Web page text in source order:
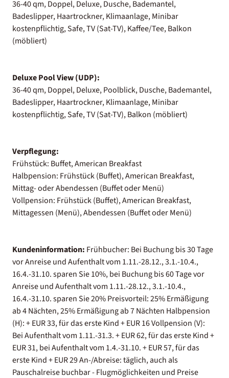
36-40 qm, Doppel, Deluxe, Dusche, Bademantel,
Badeslipper, Haartrockner, Klimaanlage, Minibar
kostenpflichtig, Safe, TV (Sat-TV), Kaffee/Tee, Balkon
(möbliert)
Deluxe Pool View (UDP):
36-40 qm, Doppel, Deluxe, Poolblick, Dusche, Bademantel,
Badeslipper, Haartrockner, Klimaanlage, Minibar
kostenpflichtig, Safe, TV (Sat-TV), Balkon (möbliert)
Verpflegung:
Frühstück: Buffet, American Breakfast
Halbpension: Frühstück (Buffet), American Breakfast,
Mittag- oder Abendessen (Buffet oder Menü)
Vollpension: Frühstück (Buffet), American Breakfast,
Mittagessen (Menü), Abendessen (Buffet oder Menü)
Kundeninformation: Frühbucher: Bei Buchung bis 30 Tage
vor Anreise und Aufenthalt vom 1.11.-28.12., 3.1.-10.4.,
16.4.-31.10. sparen Sie 10%, bei Buchung bis 60 Tage vor
Anreise und Aufenthalt vom 1.11.-28.12., 3.1.-10.4.,
16.4.-31.10. sparen Sie 20% Preisvorteil: 25% Ermäßigung
ab 4 Nächten, 25% Ermäßigung ab 7 Nächten Halbpension
(H): + EUR 33, für das erste Kind + EUR 16 Vollpension (V):
Bei Aufenthalt vom 1.11.-31.3. + EUR 62, für das erste Kind +
EUR 31, bei Aufenthalt vom 1.4.-31.10. + EUR 57, für das
erste Kind + EUR 29 An-/Abreise: täglich, auch als
Pauschalreise buchbar - Flugmöglichkeiten und Preise